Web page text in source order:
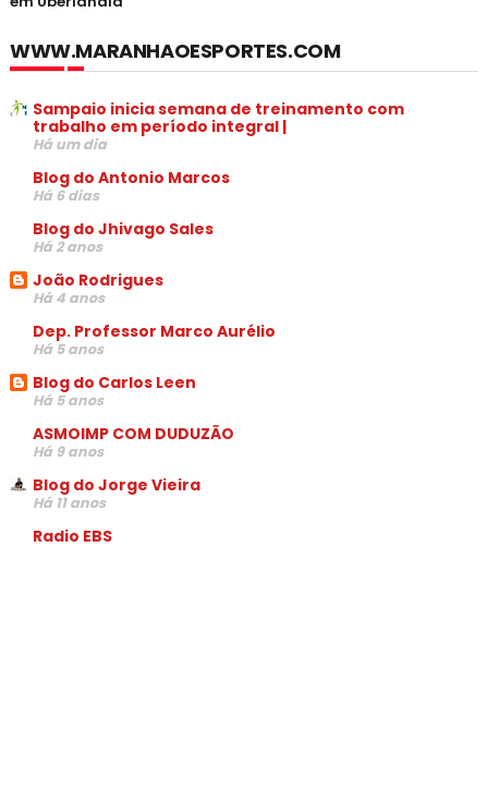
WWW.MARANHAOESPORTES.COM
Sampaio inicia semana de treinamento com
trabalho em período integral |
Há um dia
Blog do Antonio Marcos
Há 6 dias
Blog do Jhivago Sales
Há 2 anos
João Rodrigues
Há 4 anos
Dep. Professor Marco Aurélio
Há 5 anos
Blog do Carlos Leen
Há 5 anos
ASMOIMP COM DUDUZÃO
Há 9 anos
Blog do Jorge Vieira
Há 11 anos
Radio EBS